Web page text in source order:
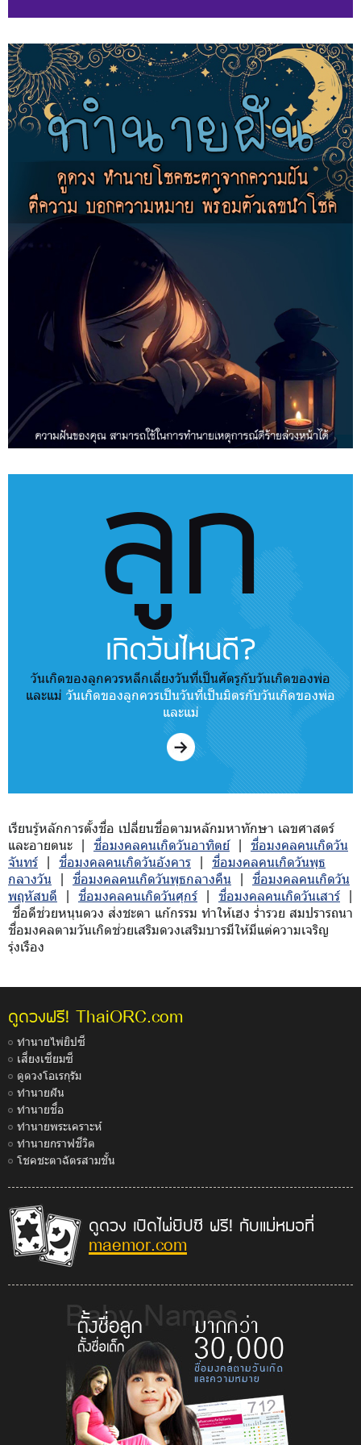
ลูก
เกิดวันไหนดี?
วันเกิดของลูกควรหลีกเลี่ยงวันที่เป็นศัตรูกับวันเกิดของพ่อ
และแม่ วันเกิดของลูกควรเป็นวันที่เป็นมิตรกับวันเกิดของพ่อ
และแม่
เรียนรู้หลักการตั้งชื่อ เปลี่ยนชื่อตามหลักมหาทักษา เลขศาสตร์
และอายตนะ | ชื่อมงคลคนเกิดวันอาทิตย์| ชื่อมงคลคนเกิดวัน
จันทร์ | ชื่อมงคลคนเกิดวันอังคาร | ชื่อมงคลคนเกิดวันพุธ
กลางวัน | ชื่อมงคลคนเกิดวันพุธกลางคืน | ชื่อมงคลคนเกิดวัน
พฤหัสบดี | ชื่อมงคลคนเกิดวันศุกร์ | ชื่อมงคลคนเกิดวันเสาร์ |
ชื่อดีช่วยหนุนดวง ส่งชะตา แก้กรรม ทำให้เฮง ร่ำรวย สมปรารถนา
ชื่อมงคลตามวันเกิดช่วยเสริมดวงเสริมบารมีให้มีแต่ความเจริญ
รุ่งเรือง
ดูดวงฟรี! ThaiORC.com
ทำนายไพ่ยิปซี
เสี่ยงเซียมซี
ดูดวงโอเรกุรัม
ทำนายฝัน
ทำนายชื่อ
ทำนายพระเคราะห์
ทำนายกราฟชีวิต
โชคชะตาฉัตรสามชั้น
ดูดวง เปิดไพ่ยิปซี ฟรี! กับแม่หมอที่
maemor.com